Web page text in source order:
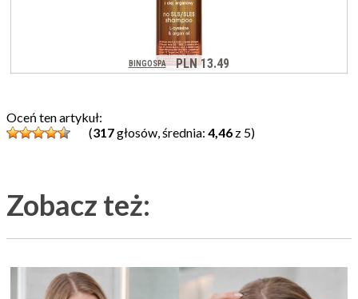
Oceń ten artykuł:
(317głosów, średnia: 4,46 z 5)
Zobacz też: